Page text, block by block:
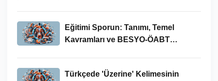
Eğitimi Sporun: Tanımı, Temel
Kavramları ve BESYO-ÖABT
Türkçede 'Üzerine' Kelimesinin